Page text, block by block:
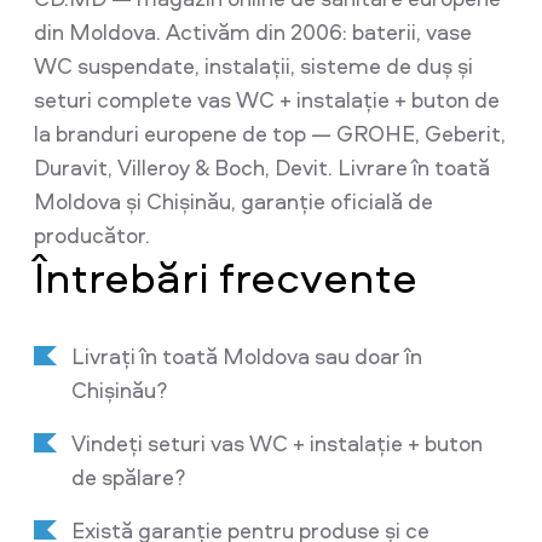
din Moldova. Activăm din 2006: baterii, vase
WC suspendate, instalații, sisteme de duș și
seturi complete vas WC + instalație + buton de
la branduri europene de top — GROHE, Geberit,
Duravit, Villeroy & Boch, Devit. Livrare în toată
Moldova și Chișinău, garanție oficială de
producător.
Întrebări frecvente
Livrați în toată Moldova sau doar în
Chișinău?
Vindeți seturi vas WC + instalație + buton
de spălare?
Există garanție pentru produse și ce